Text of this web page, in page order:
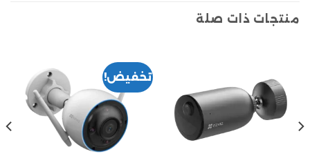
منتجات ذات صلة
تخفيض!